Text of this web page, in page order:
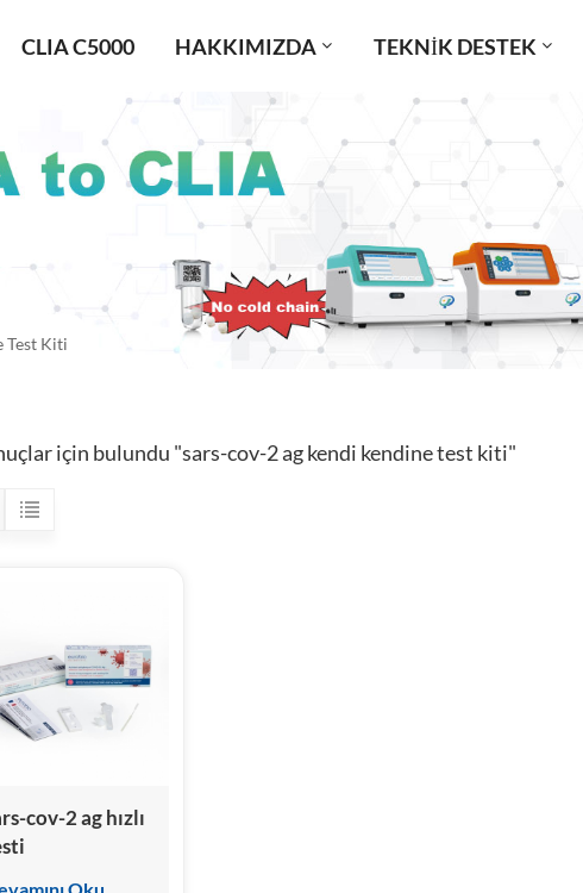
CLIA C5000 HAKKIMIZDA TEKNIK DESTEK
Test Kiti
için bulundu "sars-cov-2 ag kendi kendine test kiti"
cov-2 ag hızlı
Oku